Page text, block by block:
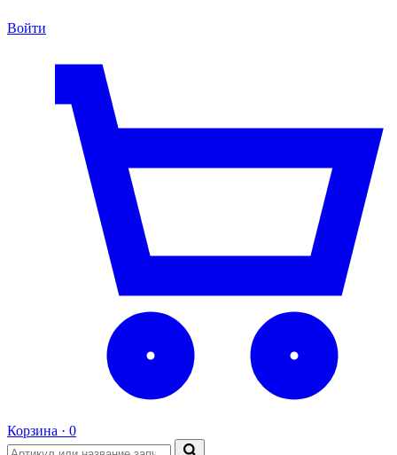
Войти
Корзина · 0